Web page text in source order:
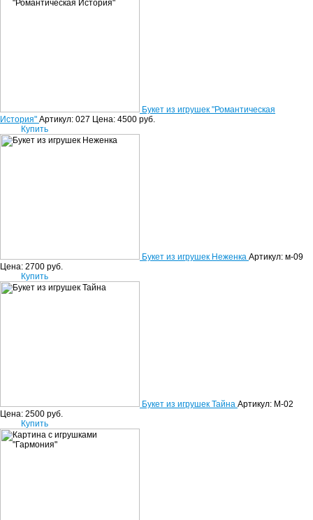
Букет из игрушек "Романтическая
История" Артикул: 027 Цена: 4500 руб.
Купить
Букет из игрушек Неженка Артикул: м-09
Цена: 2700 руб.
Купить
Букет из игрушек Тайна Артикул: М-02
Цена: 2500 руб.
Купить